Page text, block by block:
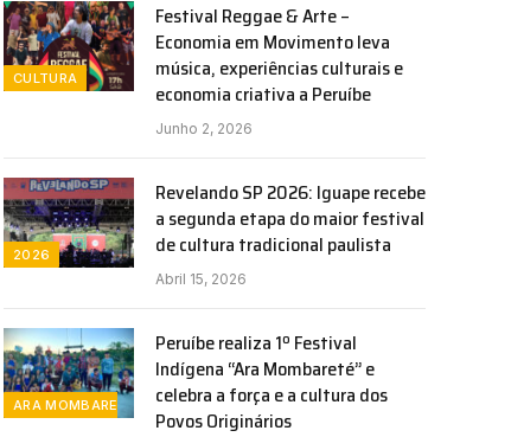
CULTURA
Festival Reggae & Arte –
Economia em Movimento leva
música, experiências culturais e
economia criativa a Peruíbe
Junho 2, 2026
2026
Revelando SP 2026: Iguape recebe
a segunda etapa do maior festival
de cultura tradicional paulista
Abril 15, 2026
ARA MOMBARETE
Peruíbe realiza 1º Festival
Indígena “Ara Mombareté” e
celebra a força e a cultura dos
Povos Originários